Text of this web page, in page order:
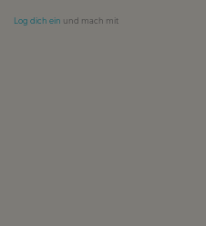
Log dich ein und mach mit